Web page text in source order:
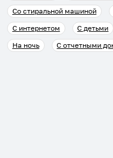
Со стиральной машиной
С интернетом
С детьми
На ночь
С отчетными